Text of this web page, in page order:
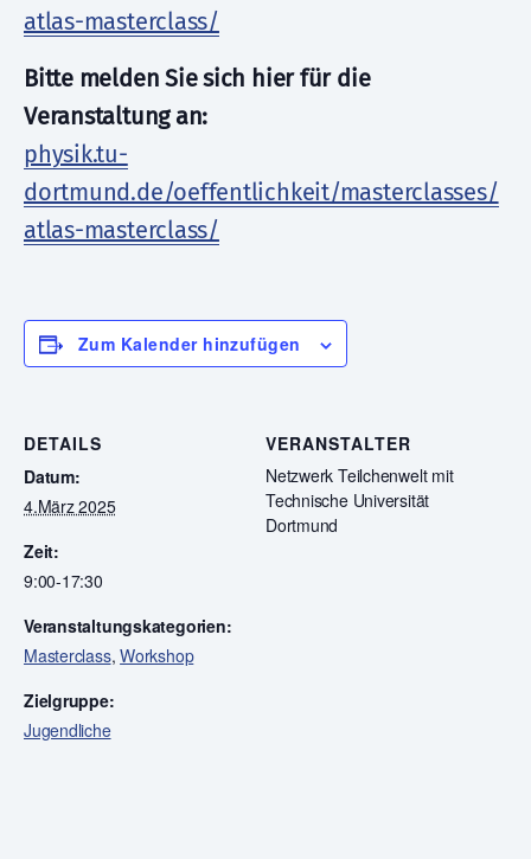
atlas-masterclass/
Bitte melden Sie sich hier für die
Veranstaltung an:
physik.tu-
dortmund.de/oeffentlichkeit/masterclasses/
atlas-masterclass/
Zum Kalender hinzufügen
DETAILS
Datum:
4.März 2025
Zeit:
9:00-17:30
Veranstaltungskategorien:
Masterclass,Workshop
Zielgruppe:
Jugendliche
VERANSTALTER
Netzwerk Teilchenwelt mit
Technische Universität
Dortmund